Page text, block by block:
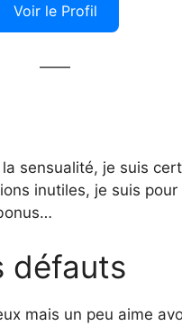
Voir le Profil
——
sensualité, je suis
inutiles, je suis
défauts
mais un peu aime